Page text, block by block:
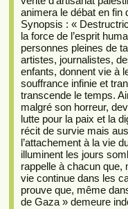
animera le débat en fin
Synopsis : «
la force de l’esprit
personnes pleines de
artistes, journalistes,
enfants, donnent vie à
souffrance infinie et
transcende le temps.
malgré son horreur,
lutte pour la paix et la
récit de survie mais
l’attachement à la vie
illuminent les jours
rappelle à chacun que,
vie continue dans les
prouve que, même
de Gaza » demeure